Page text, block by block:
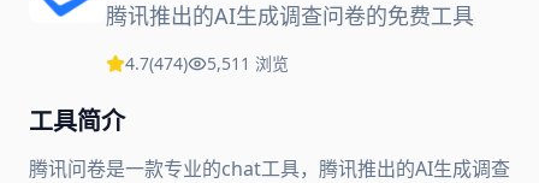
腾讯推出的AI生成调查问卷的免费工具
4.7(474) 5,511 浏览
工具简介
腾讯问卷是一款专业的chat工具，腾讯推出的AI生成调查